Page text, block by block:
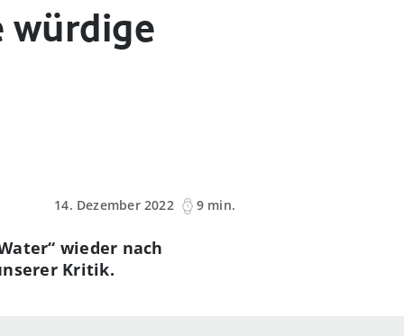
würdige
14. Dezember 2022
9 min.
wieder nach
Kritik.